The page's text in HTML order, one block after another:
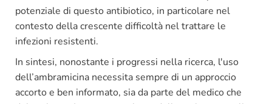
potenziale di questo antibiotico, in particolare nel
contesto della crescente difficoltà nel trattare le
infezioni resistenti.
In sintesi, nonostante i progressi nella ricerca, l'uso
dell’ambramicina necessita sempre di un approccio
accorto e ben informato, sia da parte del medico che